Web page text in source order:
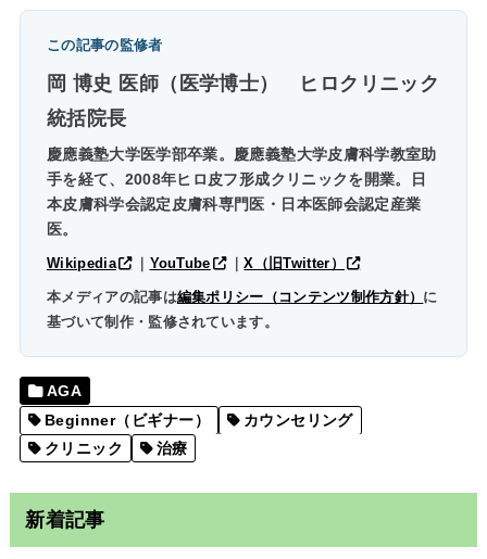
この記事の監修者
岡 博史 医師（医学博士）
ヒロクリニック
統括院長
慶應義塾大学医学部卒業。慶應義塾大学皮膚科学教室助
手を経て、2008年ヒロ皮フ形成クリニックを開業。日
本皮膚科学会認定皮膚科専門医・日本医師会認定産業
医。
Wikipedia YouTube ｜X（旧Twitter）
本メディアの記事は編集ポリシー（コンテンツ制作方針） に
基づいて制作・監修されています。
AGA
Beginner（ビギナー）
カウンセリング
クリニック
治療
新着記事